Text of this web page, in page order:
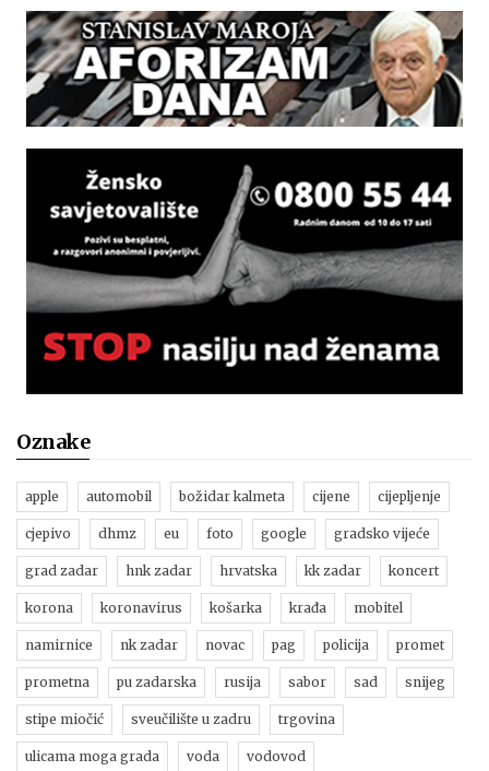
Oznake
apple automobil božidar kalmeta cijene cijepljenje
cjepivo dhmz eu foto google gradsko vijeće
grad zadar hnk zadar hrvatska kk zadar koncert
korona koronavirus košarka krađa mobitel
namirnice nk zadar novac pag policija promet
prometna pu zadarska rusija sabor sad snijeg
stipe miočić sveučilište u zadru trgovina
ulicama moga grada voda vodovod